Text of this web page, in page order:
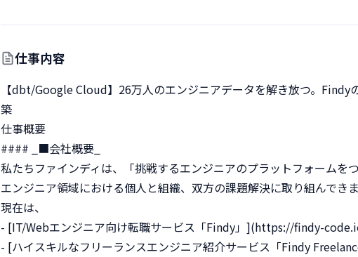
仕事内容
【dbt/Google Cloud】26万人のエンジニアデータを解き放つ。Findy
築
仕事概要
#### _■会社概要_
私たちファインディは、「挑戦するエンジニアのプラットフォームを
エンジニア領域における個人と組織、双方の課題解決に取り組んできま
現在は、
- [IT/Webエンジニア向け転職サービス「Findy」](https://findy-
- [ハイスキルなフリーランスエンジニア紹介サービス「Findy